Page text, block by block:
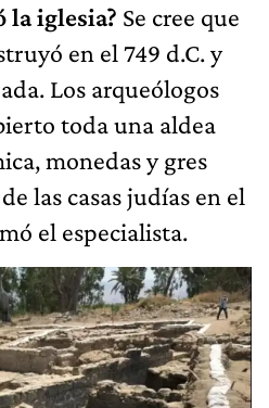
la iglesia? Se cree que
en el 749 d.C. y
Los arqueólogos
toda una aldea
monedas y gres
las casas judías en el
el especialista.